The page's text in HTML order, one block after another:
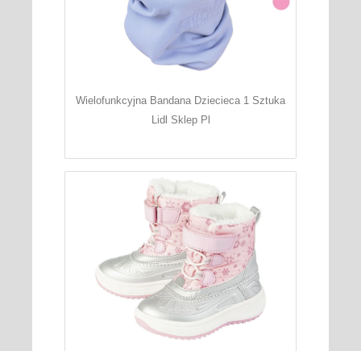
Wielofunkcyjna Bandana Dziecieca 1 Sztuka
Lidl Sklep Pl